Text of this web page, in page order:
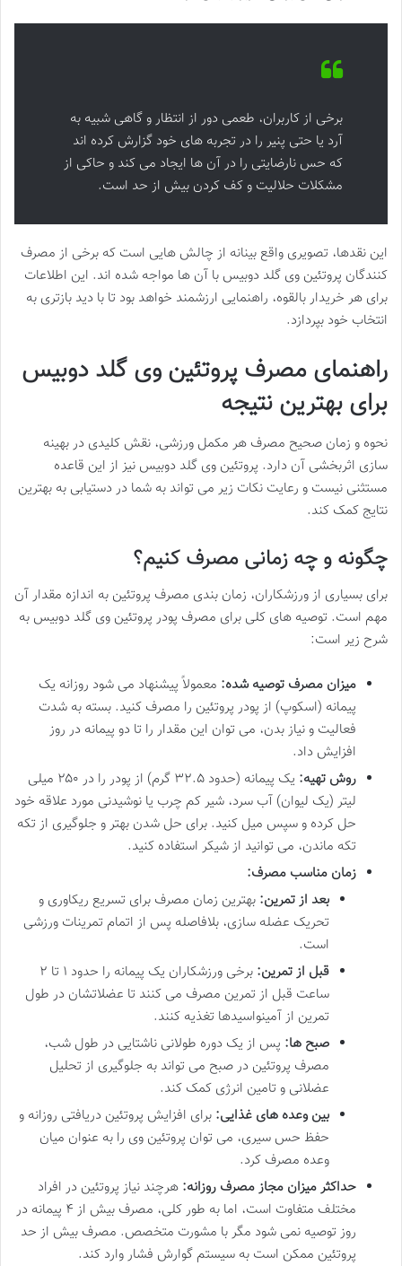
برخی از کاربران، طعمی دور از انتظار و گاهی شبیه به
آرد یا حتی پنیر را در تجربه های خود گزارش کرده اند
که حس نارضایتی را در آن ها ایجاد می کند و حاکی از
مشکلات حلالیت و کف کردن بیش از حد است.
این نقدها، تصویری واقع بینانه از چالش هایی است که برخی از مصرف
کنندگان پروتئین وی گلد دوبیس با آن ها مواجه شده اند. این اطلاعات
برای هر خریدار بالقوه، راهنمایی ارزشمند خواهد بود تا با دید بازتری به
انتخاب خود بپردازد.
راهنمای مصرف پروتئین وی گلد دوبیس
برای بهترین نتیجه
نحوه و زمان صحیح مصرف هر مکمل ورزشی، نقش کلیدی در بهینه
سازی اثربخشی آن دارد. پروتئین وی گلد دوبیس نیز از این قاعده
مستثنی نیست و رعایت نکات زیر می تواند به شما در دستیابی به بهترین
نتایج کمک کند.
چگونه و چه زمانی مصرف کنیم؟
برای بسیاری از ورزشکاران، زمان بندی مصرف پروتئین به اندازه مقدار آن
مهم است. توصیه های کلی برای مصرف پودر پروتئین وی گلد دوبیس به
شرح زیر است:
میزان مصرف توصیه شده: معمولاً پیشنهاد می شود روزانه یک
پیمانه (اسکوپ) از پودر پروتئین را مصرف کنید. بسته به شدت
فعالیت و نیاز بدن، می توان این مقدار را تا دو پیمانه در روز
افزایش داد.
روش تهیه:
یک پیمانه (حدود ۳۲.۵ گرم) از پودر را در ۲۵۰ میلی
لیتر (یک لیوان) آب سرد، شیر کم چرب یا نوشیدنی مورد علاقه خود
حل کرده و سپس میل کنید. برای حل شدن بهتر و جلوگیری از تکه
تکه ماندن، می توانید از شیکر استفاده کنید.
زمان مناسب مصرف:
بعد از تمرین: بهترین زمان مصرف برای تسریع ریکاوری و
تحریک عضله سازی، بلافاصله پس از اتمام تمرینات ورزشی
است.
قبل از تمرین:
برخی ورزشکاران یک پیمانه را حدود ۱ تا ۲
ساعت قبل از تمرین مصرف می کنند تا عضلاتشان در طول
تمرین از آمینواسیدها تغذیه کنند.
صبح ها: پس از یک دوره طولانی ناشتایی در طول شب،
مصرف پروتئین در صبح می تواند به جلوگیری از تحلیل
عضلانی و تامین انرژی کمک کند.
بین وعده های غذایی: برای افزایش پروتئین دریافتی روزانه و
حفظ حس سیری، می توان پروتئین وی را به عنوان میان
وعده مصرف کرد.
حداکثر میزان مجاز مصرف روزانه: هرچند نیاز پروتئین در افراد
مختلف متفاوت است، اما به طور کلی، مصرف بیش از ۴ پیمانه در
روز توصیه نمی شود مگر با مشورت متخصص. مصرف بیش از حد
پروتئین ممکن است به سیستم گوارش فشار وارد کند.